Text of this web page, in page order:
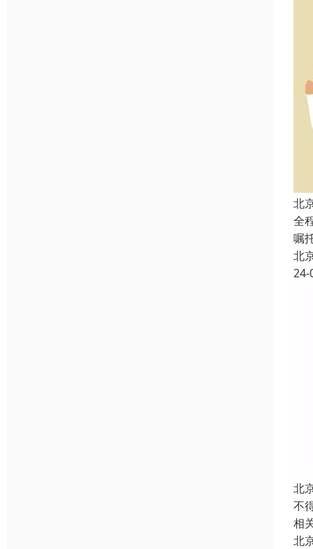
北
全
嘱
北
24-
北
不
相
北